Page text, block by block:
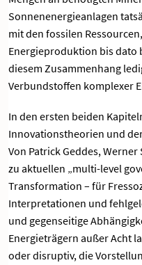
Sonnenenergieanlagen
mit den fossilen
Energieproduktion bis dato
diesem Zusammenhang
Verbundstoffen komplexer
In den ersten beiden
Innovationstheorien und
Von Patrick Geddes,
zu aktuellen „multi-level
Transformation – für
Interpretationen und
und gegenseitige
Energieträgern außer Acht
oder disruptiv, die